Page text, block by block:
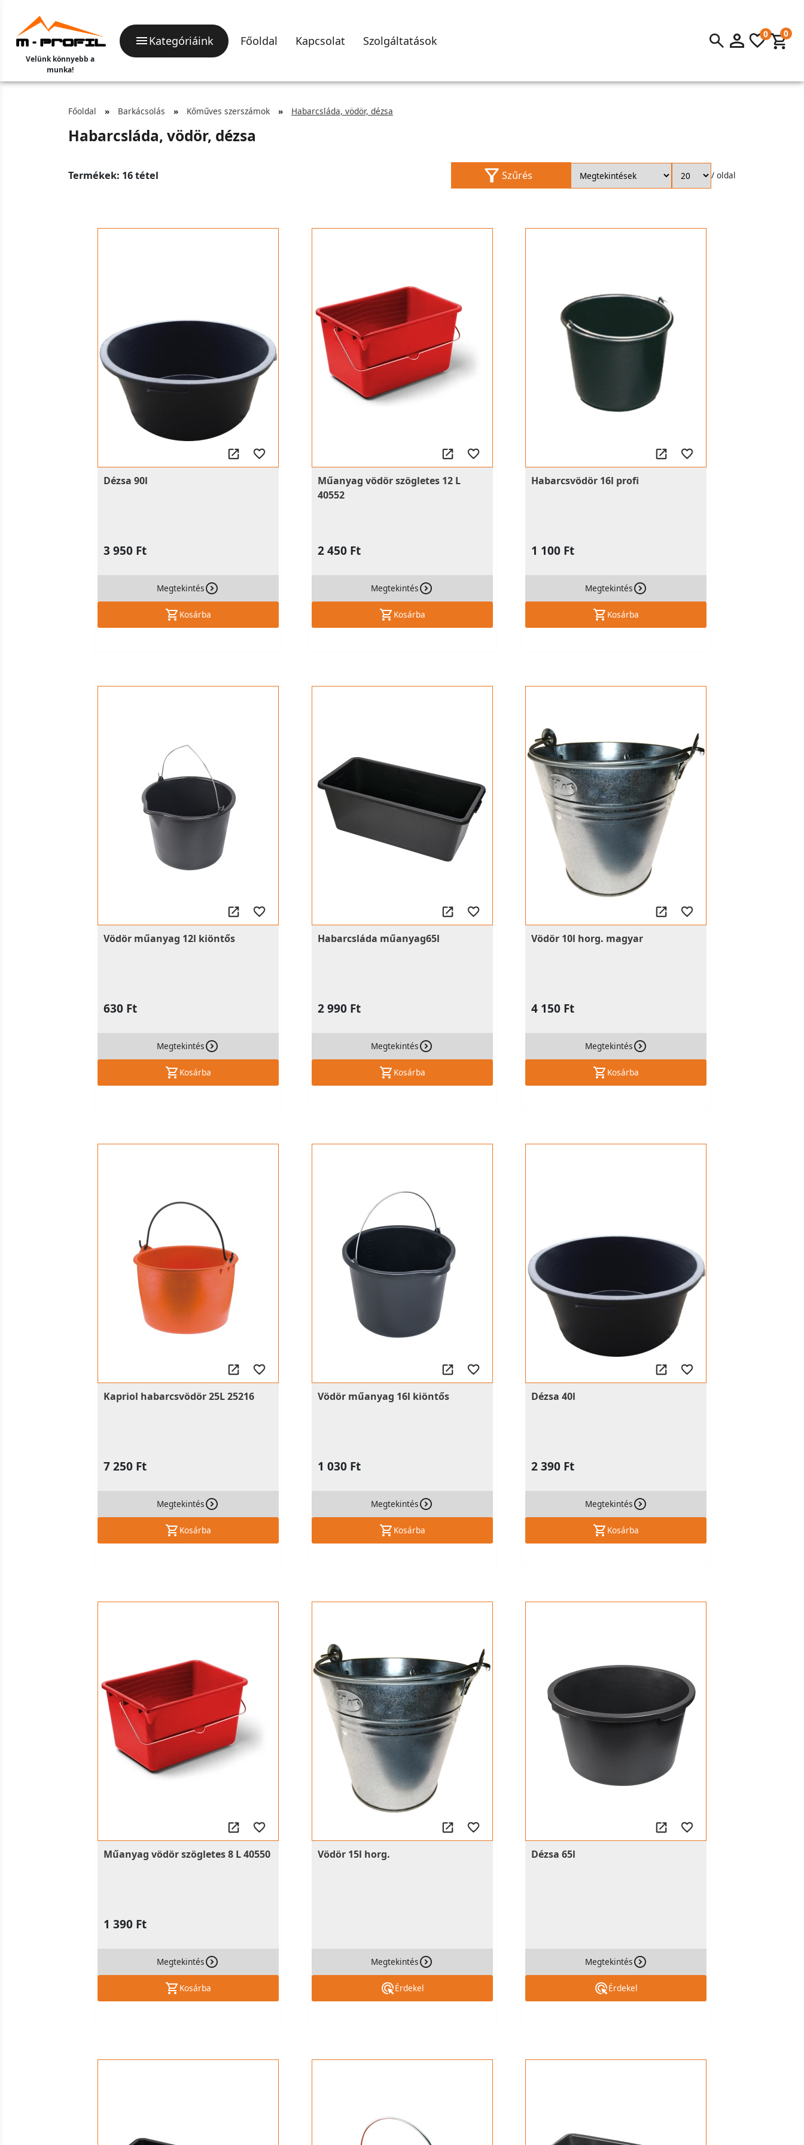
Velünk könnyebb a
munka!
Kategóriáink Főoldal Kapcsolat Szolgáltatások 0 0
Főoldal Barkácsolás Kőműves szerszámok Habarcsláda, vödör, dézsa
Habarcsláda, vödör, dézsa
Termékek: 16 tétel Szűrés / oldal
Dézsa 90l
3 950 Ft
Megtekintés
Kosárba
Műanyag vödör szögletes 12 L
40552
2 450 Ft
Megtekintés
Kosárba
Habarcsvödör 16l profi
1 100 Ft
Megtekintés
Kosárba
Vödör műanyag 12l kiöntős
630 Ft
Megtekintés
Kosárba
Habarcsláda műanyag65l
2 990 Ft
Megtekintés
Kosárba
Vödör 10l horg. magyar
4 150 Ft
Megtekintés
Kosárba
Kapriol habarcsvödör 25L 25216
7 250 Ft
Megtekintés
Kosárba
Vödör műanyag 16l kiöntős
1 030 Ft
Megtekintés
Kosárba
Dézsa 40l
2 390 Ft
Megtekintés
Kosárba
Műanyag vödör szögletes 8 L 40550
1 390 Ft
Megtekintés
Kosárba
Vödör 15l horg.
Megtekintés
Érdekel
Dézsa 65l
Megtekintés
Érdekel